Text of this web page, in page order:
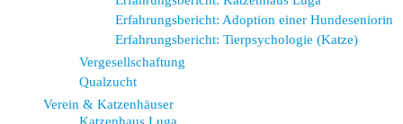
Erfahrungsbericht: Adoption einer Hundeseniorin
Erfahrungsbericht: Tierpsychologie (Katze)
Vergesellschaftung
Qualzucht
Verein & Katzenhäuser